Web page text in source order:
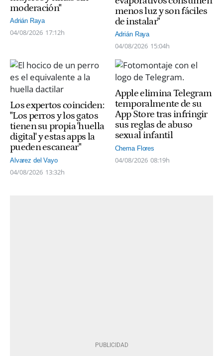
moderación"
Adrián Raya
04/08/2026 17:12h
menos luz y son fáciles
de instalar"
Adrián Raya
04/08/2026 15:04h
Los expertos coinciden:
"Los perros y los gatos
tienen su propia 'huella
digital' y estas apps la
pueden escanear"
Alvarez del Vayo
04/08/2026 13:32h
Apple elimina Telegram
temporalmente de su
App Store tras infringir
sus reglas de abuso
sexual infantil
Chema Flores
04/08/2026 08:19h